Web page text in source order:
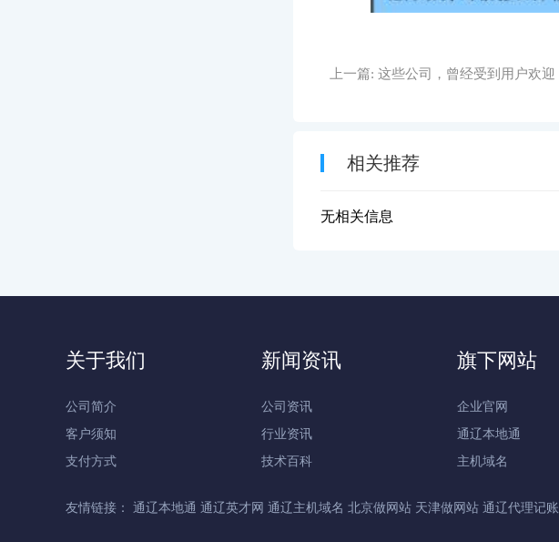
上一篇: 这些公司，曾经受到用户欢迎
相关推荐
无相关信息
关于我们
公司简介
客户须知
支付方式
新闻资讯
公司资讯
行业资讯
技术百科
旗下网站
企业官网
通辽本地通
主机域名
友情链接： 通辽本地通 通辽英才网 通辽主机域名 北京做网站 天津做网站 通辽代理记账